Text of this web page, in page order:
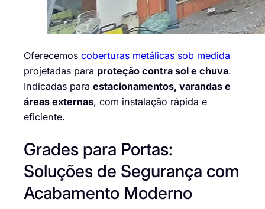
Oferecemos coberturas metálicas sob medida
projetadas para proteção contra sol e chuva.
Indicadas para estacionamentos, varandas e
áreas externas, com instalação rápida e
eficiente.
Grades para Portas:
Soluções de Segurança com
Acabamento Moderno